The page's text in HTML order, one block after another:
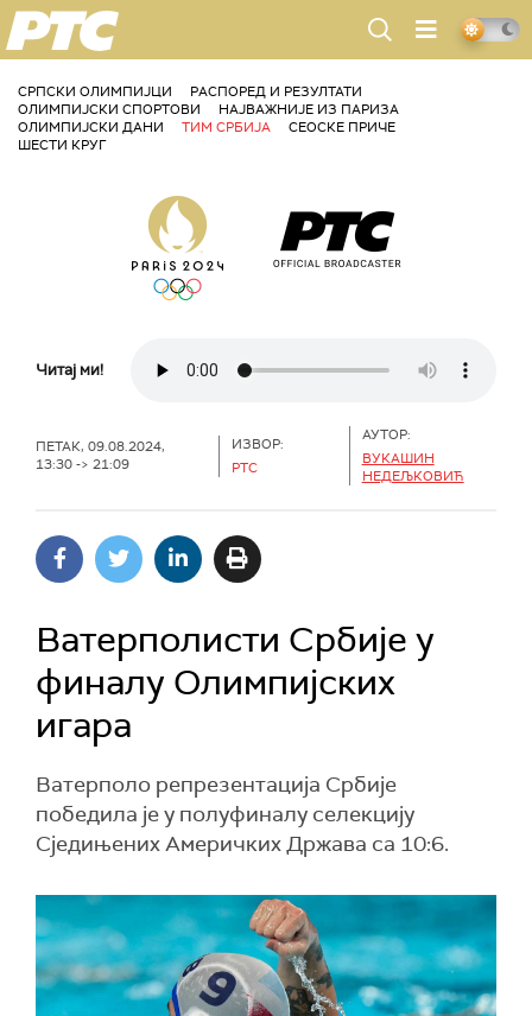
РТС
СРПСКИ ОЛИМПИЈЦИ
РАСПОРЕД И РЕЗУЛТАТИ
ОЛИМПИЈСКИ СПОРТОВИ
НАЈВАЖНИЈЕ ИЗ ПАРИЗА
ОЛИМПИЈСКИ ДАНИ
ТИМ СРБИЈА
СЕОСКЕ ПРИЧЕ
ШЕСТИ КРУГ
Читај ми!
ПЕТАК, 09.08.2024,
13:30 -> 21:09
ИЗВОР:
РТС
АУТОР:
ВУКАШИН
НЕДЕЉКОВИЋ
Ватерполисти Србије у
финалу Олимпијских
игара
Ватерполо репрезентација Србије
победила је у полуфиналу селекцију
Сједињених Америчких Држава са 10:6.